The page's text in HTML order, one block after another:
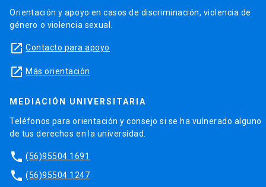
Orientación y apoyo en casos de discriminación, violencia de
género o violencia sexual.
launch Contacto para apoyo
launch Más orientación
MEDIACIÓN UNIVERSITARIA
Teléfonos para orientación y consejo si se ha vulnerado alguno
de tus derechos en la universidad.
phone (56)95504 1691
phone (56)95504 1247